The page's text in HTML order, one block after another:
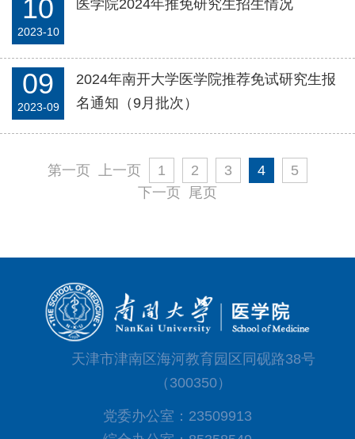
10
2023-10
医学院2024年推免研究生招生情况
09
2023-09
2024年南开大学医学院推荐免试研究生报
名通知（9月批次）
第一页 上一页 1 2 3 4
5
下一页
尾页
天津市津南区海河教育园区同砚路38号
（300350）
党委办公室：23509913